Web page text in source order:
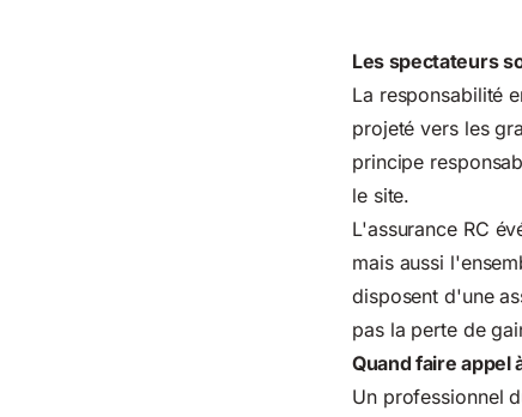
Les spectateurs
La responsabilité
projeté vers les
principe
le site.
L'assurance RC
mais aussi
disposent d'une
pas la perte de
Quand faire appel
Un professionnel